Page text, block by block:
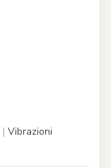
| Vibrazioni